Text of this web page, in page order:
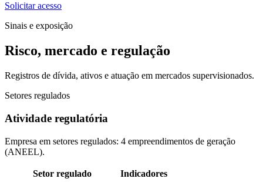
Solicitar acesso
Sinais e exposição
Risco, mercado e regulação
Registros de dívida, ativos e atuação em mercados supervisionados.
Setores regulados
Atividade regulatória
Empresa em setores regulados: 4 empreendimentos de geração
(ANEEL).
Setor regulado
Indicadores